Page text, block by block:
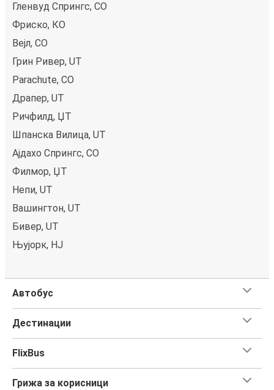
Гленвуд Спрингс, CO
Фриско, КО
Вејл, CO
Грин Ривер, UT
Parachute, CO
Драпер, UT
Ричфилд, ЏТ
Шпанска Вилица, UT
Ајдахо Спрингс, CO
Филмор, ЏТ
Непи, UT
Вашингтон, UT
Бивер, UT
Њујорк, НЈ
Автобус
Дестинации
FlixBus
Грижа за корисници